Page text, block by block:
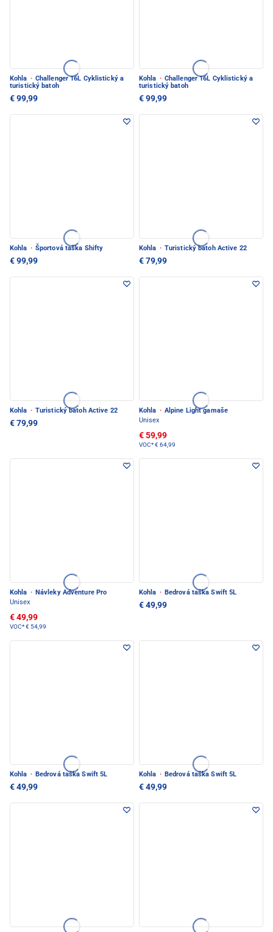
Kohla · Challenger 16L Cyklistický a
turistický batoh
€ 99,99
Kohla · Challenger 16L Cyklistický a
turistický batoh
€ 99,99
Kohla · Športová taška Shifty
€ 99,99
Kohla · Turistický batoh Active 22
€ 79,99
Kohla · Turistický batoh Active 22
€ 79,99
Kohla · Alpine Light gamaše
Unisex
€ 59,99
VOC*€ 64,99
Kohla · Návleky Adventure Pro
Unisex
€ 49,99
VOC*€ 54,99
Kohla · Bedrová taška Swift 5L
€ 49,99
Kohla · Bedrová taška Swift 5L
€ 49,99
Kohla · Bedrová taška Swift 5L
€ 49,99